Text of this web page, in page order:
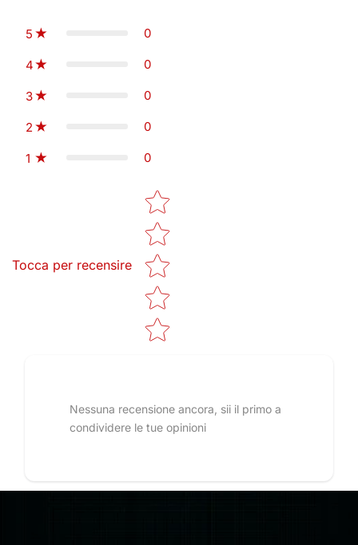
5 0
4 0
3 0
2 0
1 0
Tocca per recensire
Star rating
Nessuna recensione ancora, sii il primo a
condividere le tue opinioni